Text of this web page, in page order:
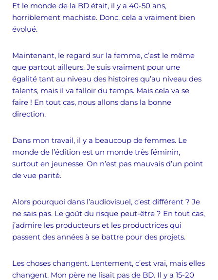
Et le monde de la BD était, il y a 40-50 ans,
horriblement machiste. Donc, cela a vraiment bien
évolué.
Maintenant, le regard sur la femme, c’est le même
que partout ailleurs. Je suis vraiment pour une
égalité tant au niveau des histoires qu’au niveau des
talents, mais il va falloir du temps. Mais cela va se
faire ! En tout cas, nous allons dans la bonne
direction.
Dans mon travail, il y a beaucoup de femmes. Le
monde de l’édition est un monde très féminin,
surtout en jeunesse. On n’est pas mauvais d’un point
de vue parité.
Alors pourquoi dans l’audiovisuel, c’est différent ? Je
ne sais pas. Le goût du risque peut-être ? En tout cas,
j’admire les producteurs et les productrices qui
passent des années à se battre pour des projets.
Les choses changent. Lentement, c’est vrai, mais elles
changent. Mon père ne lisait pas de BD. Il y a 15-20